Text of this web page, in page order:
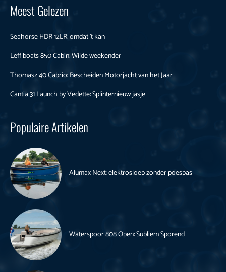
Meest Gelezen
Seahorse HDR 12LR: omdat ’t kan
Leff boats 850 Cabin: Wilde weekender
Thomasz 40 Cabrio: Bescheiden Motorjacht van het Jaar
Cantia 31 Launch by Vedette: Splinternieuw jasje
Populaire Artikelen
Alumax Next: elektrosloep zonder poespas
Waterspoor 808 Open: Subliem Sporend